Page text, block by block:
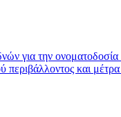
για την
περιβάλλοντος και